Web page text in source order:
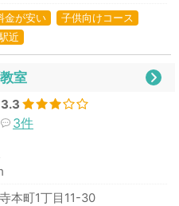
金が安い
子供向けコース
近
室
3.3
3件
本町1丁目11-30